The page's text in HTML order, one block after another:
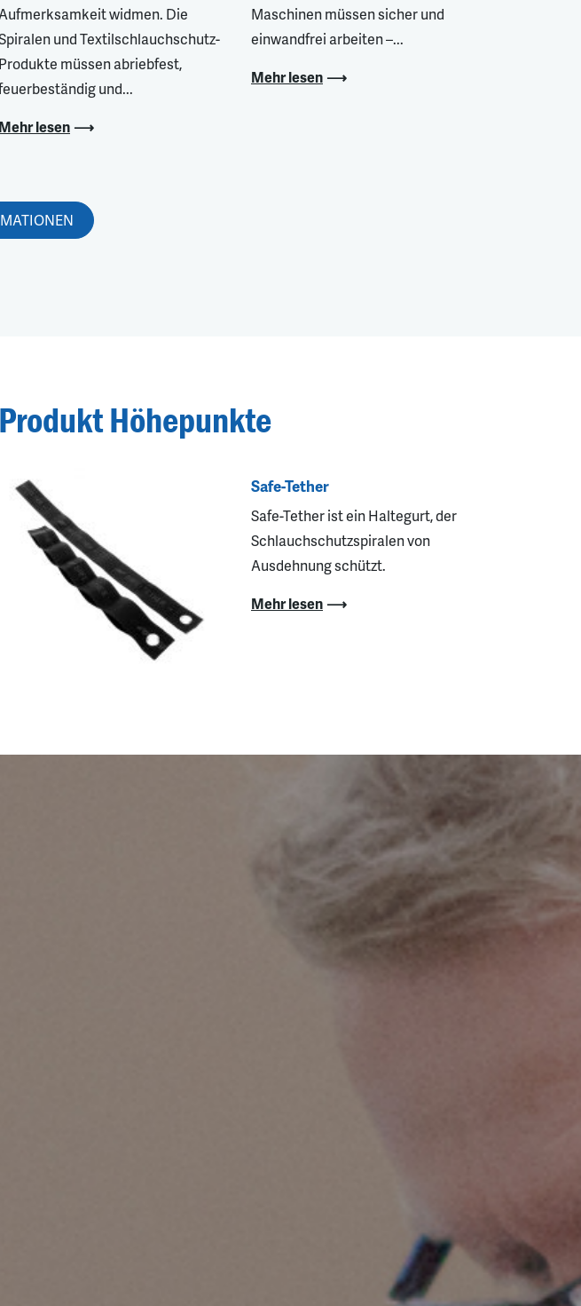
Aufmerksamkeit widmen. Die
und Textilschlauchschutz-
Produkte müssen abriebfest,
und...
Mehr lesen
Maschinen müssen sicher und
einwandfrei arbeiten –...
Mehr lesen
Produkt Höhepunkte
Safe-Tether
Safe-Tether ist ein Haltegurt, der
Schlauchschutzspiralen von
Ausdehnung schützt.
Mehr lesen